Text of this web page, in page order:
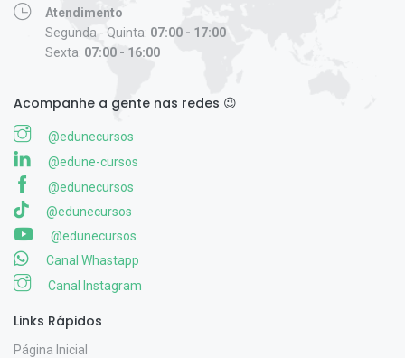
Atendimento
Segunda - Quinta: 07:00 - 17:00
Sexta: 07:00 - 16:00
Acompanhe a gente nas redes 😉
@edunecursos
@edune-cursos
@edunecursos
@edunecursos
@edunecursos
Canal Whastapp
Canal Instagram
Links Rápidos
Página Inicial